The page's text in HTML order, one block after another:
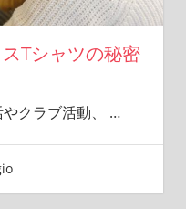
Tシャツの秘密
クラブ活動、 …